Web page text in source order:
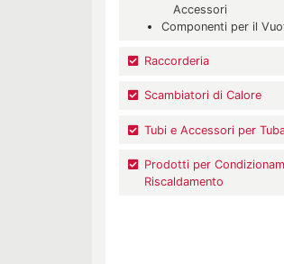
Accessori
Componenti per il
Raccorderia
Scambiatori di Calore
Tubi e Accessori per
Prodotti per
Riscaldamento